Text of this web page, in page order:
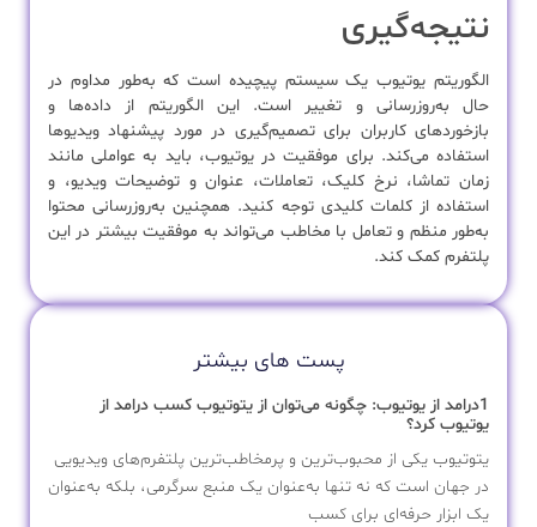
نتیجه‌گیری
الگوریتم یوتیوب یک سیستم پیچیده است که به‌طور مداوم در
حال به‌روزرسانی و تغییر است. این الگوریتم از داده‌ها و
بازخوردهای کاربران برای تصمیم‌گیری در مورد پیشنهاد ویدیوها
استفاده می‌کند. برای موفقیت در یوتیوب، باید به عواملی مانند
زمان تماشا، نرخ کلیک، تعاملات، عنوان و توضیحات ویدیو، و
استفاده از کلمات کلیدی توجه کنید. همچنین به‌روزرسانی محتوا
به‌طور منظم و تعامل با مخاطب می‌تواند به موفقیت بیشتر در این
پلتفرم کمک کند.
پست های بیشتر
1درامد از یوتیوب: چگونه می‌توان از یتوتیوب کسب درامد از
یوتیوب کرد؟
یتوتیوب یکی از محبوب‌ترین و پرمخاطب‌ترین پلتفرم‌های ویدیویی
در جهان است که نه تنها به‌عنوان یک منبع سرگرمی، بلکه به‌عنوان
یک ابزار حرفه‌ای برای کسب